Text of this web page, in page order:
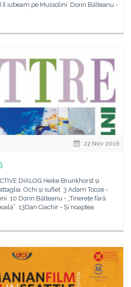
îl iubeam pe Mussolini Dorin Bălteanu -
22 Nov 2016
DIALOG Heike Brunkhorst și
Ochi și suflet 3 Adam Tooze -
10 Dorin Bălteanu - „Tinerețe fără
13Dan Ciachir - Și noaptea